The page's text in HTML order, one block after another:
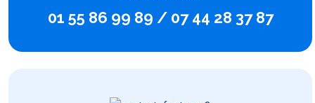
01 55 86 99 89 / 07 44 28 37 87